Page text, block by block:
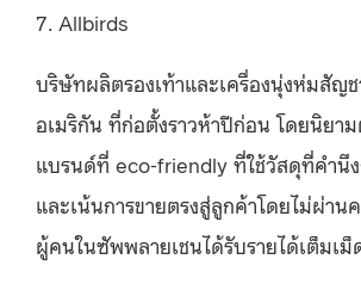
7. Allbirds
บริษัทผลิตรองเท้าและเครื่องนุ่งห่มสัญ
อเมริกัน ที่ก่อตั้งราวห้าปีก่อน โดยนิยาม
แบรนด์ที่ eco-friendly ที่ใช้วัสดุที่คำนึ
และเน้นการขายตรงสู่ลูกค้าโดยไม่ผ่าน
ผู้คนในซัพพลายเชนได้รับรายได้เต็มเ